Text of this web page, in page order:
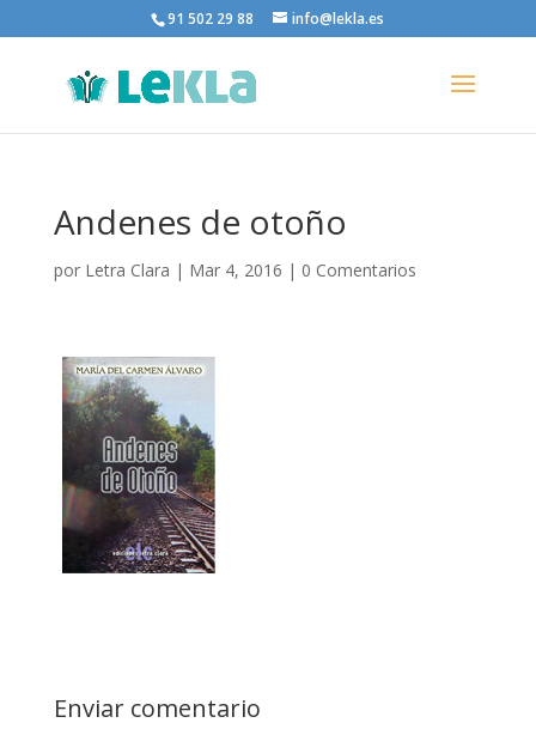
91 502 29 88 info@lekla.es
Andenes de otoño
por Letra Clara | Mar 4, 2016 | 0 Comentarios
Enviar comentario